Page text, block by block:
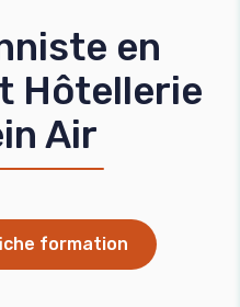
en
Hôtellerie
Air
formation